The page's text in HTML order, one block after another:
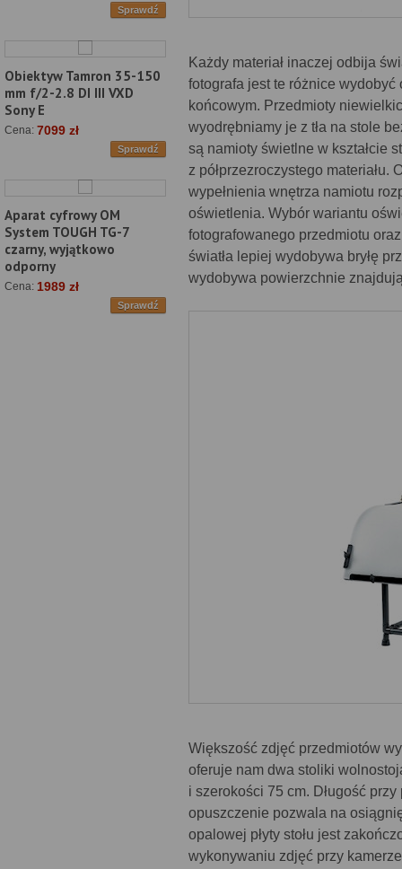
Sprawdź
Obiektyw Tamron 35-150
mm f/2-2.8 DI III VXD
Sony E
Cena: 7099 zł
Sprawdź
Aparat cyfrowy OM
System TOUGH TG-7
czarny, wyjątkowo
odporny
Cena: 1989 zł
Sprawdź
Każdy materiał inaczej odbija
fotografa jest te różnice
końcowym. Przedmioty
wyodrębniamy je z tła na stole
są namioty świetlne w kształcie
z półprzezroczystego materiału.
wypełnienia wnętrza namiotu
oświetlenia. Wybór wariantu
fotografowanego przedmiotu
światła lepiej wydobywa bryłę
wydobywa powierzchnie
Większość zdjęć przedmiotów
oferuje nam dwa stoliki
i szerokości 75 cm. Długość
opuszczenie pozwala na
opalowej płyty stołu jest
wykonywaniu zdjęć przy